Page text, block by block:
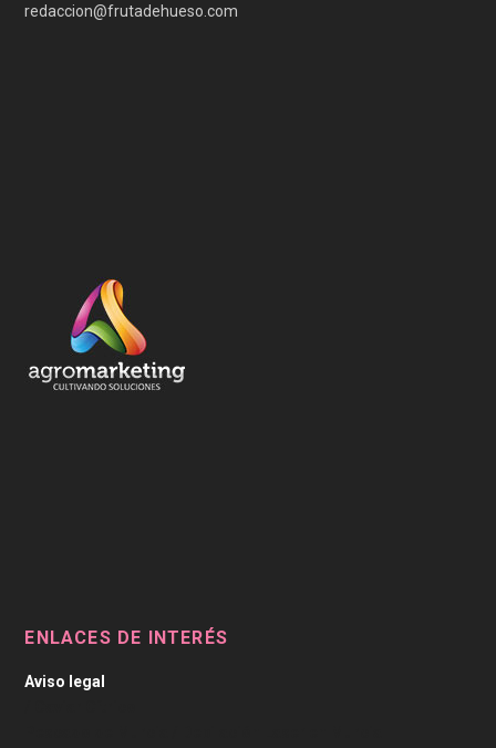
redaccion@frutadehueso.com
ENLACES DE INTERÉS
Aviso legal